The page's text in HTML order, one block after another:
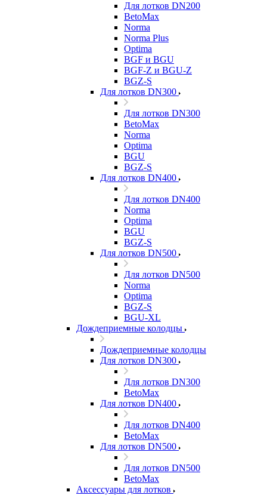
Для лотков DN200
BetoMax
Norma
Norma Plus
Optima
BGF и BGU
BGF-Z и BGU-Z
BGZ-S
Для лотков DN300
Для лотков DN300
BetoMax
Norma
Optima
BGU
BGZ-S
Для лотков DN400
Для лотков DN400
Norma
Optima
BGU
BGZ-S
Для лотков DN500
Для лотков DN500
Norma
Optima
BGZ-S
BGU-XL
Дождеприемные колодцы
Дождеприемные колодцы
Для лотков DN300
Для лотков DN300
BetoMax
Для лотков DN400
Для лотков DN400
BetoMax
Для лотков DN500
Для лотков DN500
BetoMax
Аксессуары для лотков